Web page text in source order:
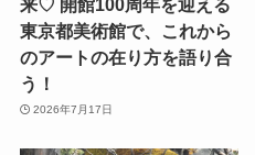
来♡ 開館100周年を迎える
東京都美術館で、これから
のアートの在り方を語り合
う！
2026年7月17日